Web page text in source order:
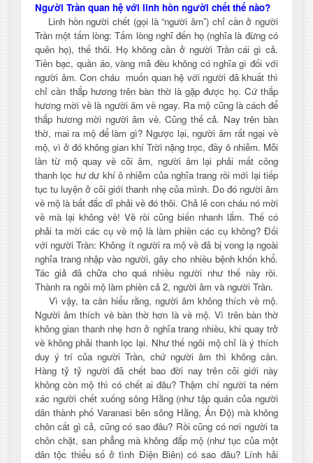
Người Trần quan hệ với linh hồn người chết thế nào?
Linh hồn người chết (gọi là “người âm”) chỉ cần ở người
Trần một tấm lòng: Tấm lòng nghĩ đến họ (nghĩa là đừng có
quên họ), thế thôi. Họ không cần ở người Trần cái gì cả.
Tiền bạc, quần áo, vàng mã đều không có nghĩa gì đối với
người âm. Con cháu muốn quan hệ với người đã khuất thì
chỉ cần thắp hương trên bàn thờ là gặp được họ. Cứ thắp
hương mời về là người âm về ngay. Ra mộ cũng là cách để
thắp hương mời người âm về. Cũng thế cả. Nay trên bàn
thờ, mai ra mộ để làm gì? Ngược lại, người âm rất ngại về
mộ, vì ở đó không gian khí Trời nặng trọc, đầy ô nhiễm. Mỗi
lần từ mộ quay về cõi âm, người âm lại phải mất công
thanh lọc hư dư khí ô nhiễm của nghĩa trang rồi mới lại tiếp
tục tu luyện ở cõi giới thanh nhẹ của mình. Do đó người âm
về mộ là bất đắc dĩ phải về đó thôi. Chả lẽ con cháu nó mời
về mà lại không về! Về rồi cũng biến nhanh lắm. Thế có
phải ta mời các cụ về mộ là làm phiền các cụ không? Đối
với người Trần: Không ít người ra mộ về đã bị vong lạ ngoài
nghĩa trang nhập vào người, gây cho nhiều bệnh khốn khổ.
Tác giả đã chữa cho quá nhiều người như thế này rồi.
Thành ra ngôi mộ làm phiền cả 2, người âm và người Trần.
Vì vậy, ta cần hiểu rằng, người âm không thích về mộ.
Người âm thích về bàn thờ hơn là về mộ. Vì trên bàn thờ
không gian thanh nhẹ hơn ở nghĩa trang nhiều, khi quay trở
về không phải thanh lọc lại. Như thế ngôi mộ chỉ là ý thích
duy ý trí của người Trần, chứ người âm thì không cần.
Hàng tỷ tỷ người đã chết bao đời nay trên cõi giới này
không còn mộ thì có chết ai đâu? Thậm chí người ta ném
xác người chết xuống sông Hằng (như tập quán của người
dân thành phố Varanasi bên sông Hằng, Ấn Độ) mà không
chôn cất gì cả, cũng có sao đâu? Rồi cũng có nơi người ta
chôn chặt, san phẳng mà không đắp mộ (như tục của một
dân tộc thiểu số ở tình Điện Biên) có sao đâu? Lính hải